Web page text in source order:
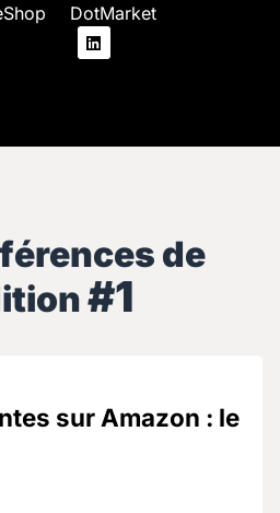
DotMarket
de
#1
sur Amazon : le